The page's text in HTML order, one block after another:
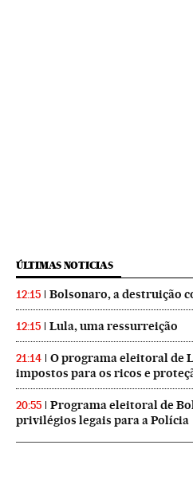
ÚLTIMAS NOTICIAS
12:15 Bolsonaro, a destruição
12:15 Lula, uma ressurreição
21:14
O programa eleitoral de
impostos para os ricos e
20:55
Programa eleitoral de
privilégios legais para a Polícia